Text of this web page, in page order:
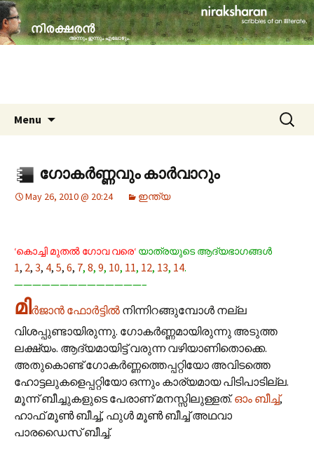
niraksharan (നിരക്ഷരൻ)
travelogues, book reviews, social issues,
cinema, memories & lot more…
Menu
Search
for:
ഗോകര്‍ണ്ണവും കാര്‍വാറും
May 26, 2010 @ 20:24 ഇന്ത്യ
‘കൊച്ചി മുതല്‍ ഗോവ വരെ‘ യാത്രയുടെ ആദ്യഭാഗങ്ങള്‍
1, 2, 3, 4, 5, 6, 7, 8, 9, 10, 11, 12, 13, 14.
——————————————–
മിര്‍ജാന്‍ ഫോര്‍ട്ടില്‍ നിന്നിറങ്ങുമ്പോള്‍ നല്ല
വിശപ്പുണ്ടായിരുന്നു. ഗോകര്‍ണ്ണമായിരുന്നു അടുത്ത
ലക്ഷ്യം. ആദ്യമായിട്ട് വരുന്ന വഴിയാണിതൊക്കെ.
അതുകൊണ്ട് ഗോകര്‍ണ്ണത്തെപ്പറ്റിയോ അവിടത്തെ
ഹോട്ടലുകളെപ്പറ്റിയോ ഒന്നും കാര്യമായ പിടിപാടില്ല.
മൂന്ന് ബീച്ചുകളുടെ പേരാണ് മനസ്സിലുള്ളത്.ഓം ബീച്ച്,
ഹാഫ് മൂണ്‍ ബീച്ച്, ഫുള്‍ മൂണ്‍ ബീച്ച് അഥവാ
പാരഡൈസ് ബീച്ച്.